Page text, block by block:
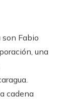
Fabio
una
cadena